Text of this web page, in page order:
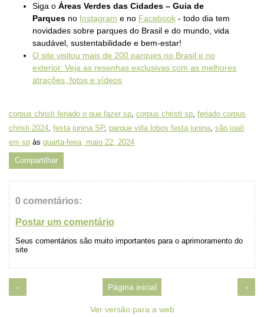
Siga o Áreas Verdes das Cidades – Guia de
Parques no Instagram e no Facebook - todo dia tem
novidades sobre parques do Brasil e do mundo, vida
saudável, sustentabilidade e bem-estar!
O site visitou mais de 200 parques no Brasil e no
exterior. Veja as resenhas exclusivas com as melhores
atrações, fotos e vídeos
corpus christi feriado o que fazer sp corpus christi sp feriado corpus
christi 2024 festa junina SP, parque villa lobos festa junina são joaõ
em sp às quarta-feira, maio 22, 2024
Compartilhar
0 comentários:
Postar um comentário
Seus comentários são muito importantes para o aprimoramento do
site
‹ ›
Página inicial
Ver versão para a web